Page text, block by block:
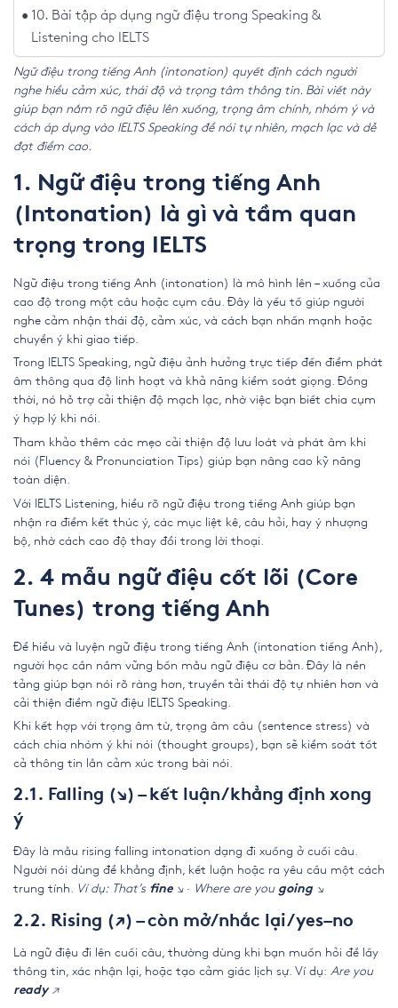
10. Bài tập áp dụng ngữ điệu trong Speaking &
Listening cho IELTS
Ngữ điệu trong tiếng Anh (intonation) quyết định cách người
nghe hiểu cảm xúc, thái độ và trọng tâm thông tin. Bài viết này
giúp bạn nắm rõ ngữ điệu lên xuống, trọng âm chính, nhóm ý và
cách áp dụng vào IELTS Speaking để nói tự nhiên, mạch lạc và dễ
đạt điểm cao.
1. Ngữ điệu trong tiếng Anh
(Intonation) là gì và tầm quan
trọng trong IELTS
Ngữ điệu trong tiếng Anh (intonation) là mô hình lên – xuống của
cao độ trong một câu hoặc cụm câu. Đây là yếu tố giúp người
nghe cảm nhận thái độ, cảm xúc, và cách bạn nhấn mạnh hoặc
chuyển ý khi giao tiếp.
Trong IELTS Speaking, ngữ điệu ảnh hưởng trực tiếp đến điểm phát
âm thông qua độ linh hoạt và khả năng kiểm soát giọng. Đồng
thời, nó hỗ trợ cải thiện độ mạch lạc, nhờ việc bạn biết chia cụm
ý hợp lý khi nói.
Tham khảo thêm các mẹo cải thiện độ lưu loát và phát âm khi
nói (Fluency & Pronunciation Tips) giúp bạn nâng cao kỹ năng
toàn diện.
Với IELTS Listening, hiểu rõ ngữ điệu trong tiếng Anh giúp bạn
nhận ra điểm kết thúc ý, các mục liệt kê, câu hỏi, hay ý nhượng
bộ, nhờ cách cao độ thay đổi trong lời thoại.
2. 4 mẫu ngữ điệu cốt lõi (Core
Tunes) trong tiếng Anh
Để hiểu và luyện ngữ điệu trong tiếng Anh (intonation tiếng Anh),
người học cần nắm vững bốn mẫu ngữ điệu cơ bản. Đây là nền
tảng giúp bạn nói rõ ràng hơn, truyền tải thái độ tự nhiên hơn và
cải thiện điểm ngữ điệu IELTS Speaking.
Khi kết hợp với trọng âm từ, trọng âm câu (sentence stress) và
cách chia nhóm ý khi nói (thought groups), bạn sẽ kiểm soát tốt
cả thông tin lẫn cảm xúc trong bài nói.
2.1. Falling (↘) – kết luận/khẳng định xong
ý
Đây là mẫu rising falling intonation dạng đi xuống ở cuối câu.
Người nói dùng để khẳng định, kết luận hoặc ra yêu cầu một cách
trung tính.
Ví dụ: That’s fine↘· Where are you going↘
2.2. Rising (↗) – còn mở/nhắc lại/yes–no
Là ngữ điệu đi lên cuối câu, thường dùng khi bạn muốn hỏi để lấy
thông tin, xác nhận lại, hoặc tạo cảm giác lịch sự. Ví dụ: Are you
ready↗